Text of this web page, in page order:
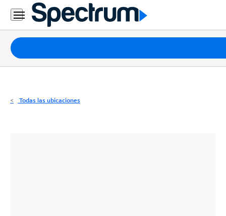
Residencial
Business
Paquetes
Internet
Todas las ubicaciones